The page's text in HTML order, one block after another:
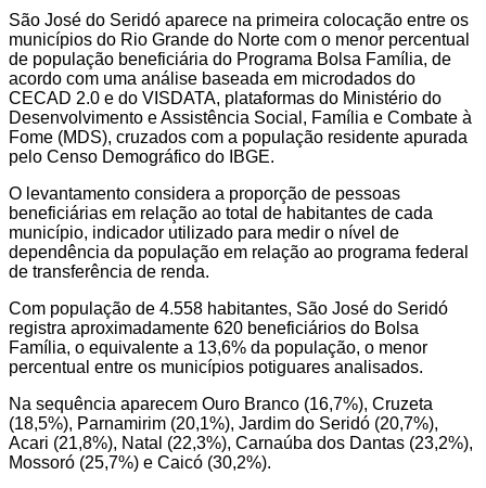
São José do Seridó aparece na primeira colocação entre os
municípios do Rio Grande do Norte com o menor percentual
de população beneficiária do Programa Bolsa Família, de
acordo com uma análise baseada em microdados do
CECAD 2.0 e do VISDATA, plataformas do Ministério do
Desenvolvimento e Assistência Social, Família e Combate à
Fome (MDS), cruzados com a população residente apurada
pelo Censo Demográfico do IBGE.
O levantamento considera a proporção de pessoas
beneficiárias em relação ao total de habitantes de cada
município, indicador utilizado para medir o nível de
dependência da população em relação ao programa federal
de transferência de renda.
Com população de 4.558 habitantes, São José do Seridó
registra aproximadamente 620 beneficiários do Bolsa
Família, o equivalente a 13,6% da população, o menor
percentual entre os municípios potiguares analisados.
Na sequência aparecem Ouro Branco (16,7%), Cruzeta
(18,5%), Parnamirim (20,1%), Jardim do Seridó (20,7%),
Acari (21,8%), Natal (22,3%), Carnaúba dos Dantas (23,2%),
Mossoró (25,7%) e Caicó (30,2%).